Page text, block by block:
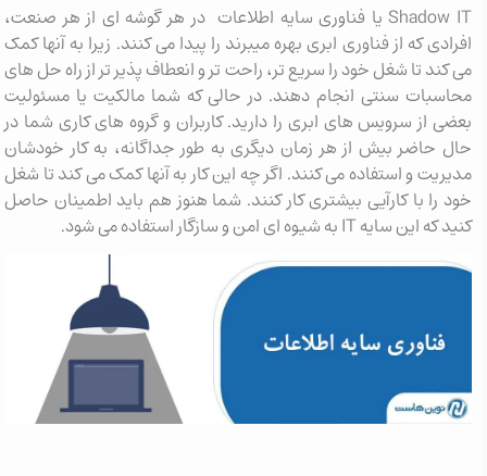
Shadow IT یا فناوری سایه اطلاعات در هر گوشه ای از هر صنعت،
افرادی که از فناوری ابری بهره میبرند را پیدا می کنند. زیرا به آنها کمک
می کند تا شغل خود را سریع تر، راحت تر و انعطاف پذیر تر از راه حل های
محاسبات سنتی انجام دهند. در حالی که شما مالکیت یا مسئولیت
بعضی از سرویس های ابری را دارید. کاربران و گروه های کاری شما در
حال حاضر بیش از هر زمان دیگری به طور جداگانه، به کار خودشان
مدیریت و استفاده می کنند. اگر چه این کار به آنها کمک می کند تا شغل
خود را با کارآیی بیشتری کار کنند. شما هنوز هم باید اطمینان حاصل
کنید که این سایه IT به شیوه ای امن و سازگار استفاده می شود.